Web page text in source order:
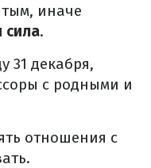
иначе
сила.
31 декабря,
с родными и
отношения с